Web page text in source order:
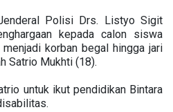
Polisi Drs. Listyo Sigit
kepada calon siswa
korban begal hingga jari
Satrio Mukhti (18).
untuk ikut pendidikan Bintara